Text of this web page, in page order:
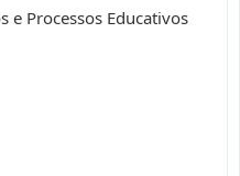
e Processos Educativos